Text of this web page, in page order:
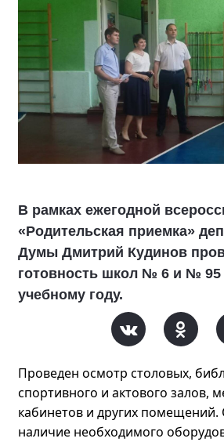
В рамках ежегодной
«Родительская приемка»
Думы Дмитрий Кудинов
готовность школ № 6 и № 95
учебному году.
Проведен осмотр столовых,
спортивного и актового залов,
кабинетов и других
наличие необходимого